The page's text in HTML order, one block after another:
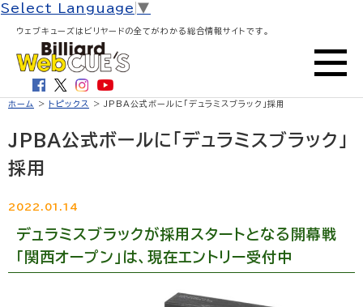
Select Language ▼
ウェブキューズはビリヤードの全てがわかる総合情報サイトです。
ホーム > トピックス > JPBA公式ボールに「デュラミスブラック」採用
JPBA公式ボールに「デュラミスブラック」
採用
2022.01.14
デュラミスブラックが採用スタートとなる開幕戦
「関西オープン」は、現在エントリー受付中